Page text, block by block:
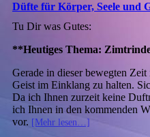
Düfte für Körper, Seele und
Tu Dir was Gutes:
**Heutiges Thema:
Gerade in dieser bewegten
Geist im Einklang zu halten.
Da ich Ihnen zurzeit keine
ich Ihnen in den kommenden
vor. [Mehr lesen…]